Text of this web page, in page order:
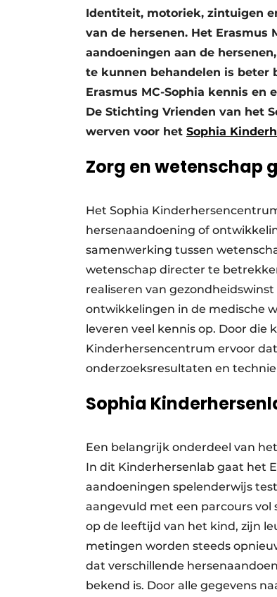
Vacatures
Identiteit, motoriek, zintuigen
van de hersenen. Het Erasmus
aandoeningen aan de
te kunnen behandelen is beter
Erasmus MC-Sophia kennis
De Stichting Vrienden van het
werven voor het Sophia
Zorg en wetenschap
Het Sophia
hersenaandoening of
samenwerking tussen
wetenschap directer te
realiseren van
ontwikkelingen in de medische
leveren veel kennis op. Door die
Kinderhersencentrum ervoor
onderzoeksresultaten en
Sophia
Een belangrijk onderdeel van
In dit Kinderhersenlab gaat het
aandoeningen spelenderwijs
aangevuld met een parcours
op de leeftijd van het kind, zijn
metingen worden steeds
dat verschillende
bekend is. Door alle gegevens